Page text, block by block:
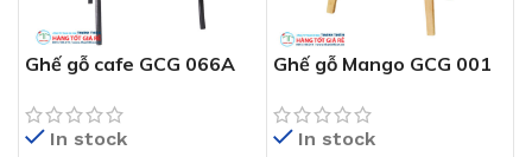
Ghế gỗ cafe GCG 066A
In stock
Ghế gỗ Mango GCG 001
In stock